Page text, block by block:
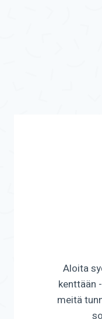
Aloita
kenttään
meitä